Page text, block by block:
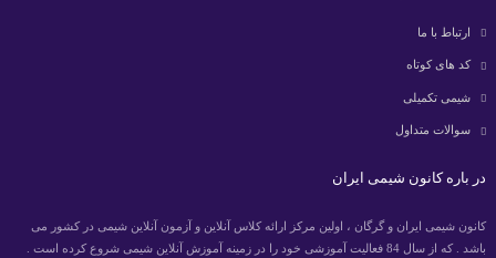
ارتباط با ما
کد های کوتاه
شیمی تکمیلی
سوالات متداول
در باره کانون شیمی ایران
کانون شیمی ایران و گرگان ، اولین مرکز ارائه کلاس آنلاین و آزمون آنلاین شیمی در کشور می
باشد . که از سال 84 فعالیت آموزشی خود را در زمینه آموزش آنلاین شیمی شروع کرده است .